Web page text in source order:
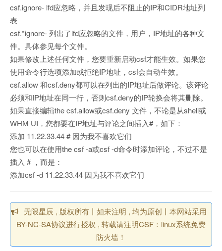
csf.ignore- lfd应忽略，并且发现后不阻止的IP和CIDR地址列
表
csf.*ignore- 列出了lfd应忽略的文件，用户，IP地址的各种文
件。具体参见每个文件。
如果修改上述任何文件，您要重新启动csf才能生效。如果您
使用命令行选项添加或拒绝IP地址，csf会自动生效。
csf.allow 和csf.deny都可以在列出的IP地址后做评论。该评论
必须和IP地址在同一行，否则csf.deny的IP轮换会将其删除。
如果直接编辑the csf.allow或csf.deny 文件，不论是从shell或
WHM UI，您都要在IP地址与评论之间插入#，如下：
添加 11.22.33.44 # 因为我不喜欢它们
您也可以在使用the csf -a或csf -d命令时添加评论，不过不是
插入 # ，而是：
添加csf -d 11.22.33.44 因为我不喜欢它们
无限星辰 , 版权所有丨如未注明 , 均为原创丨本网站采用
BY-NC-SA协议进行授权 , 转载请注明CSF：linux系统免费
防火墙！